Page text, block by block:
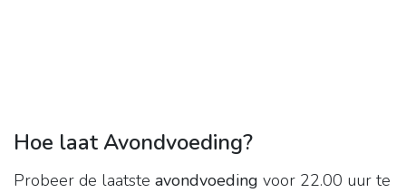
Hoe laat Avondvoeding?
Probeer de laatste avondvoeding voor 22.00 uur te